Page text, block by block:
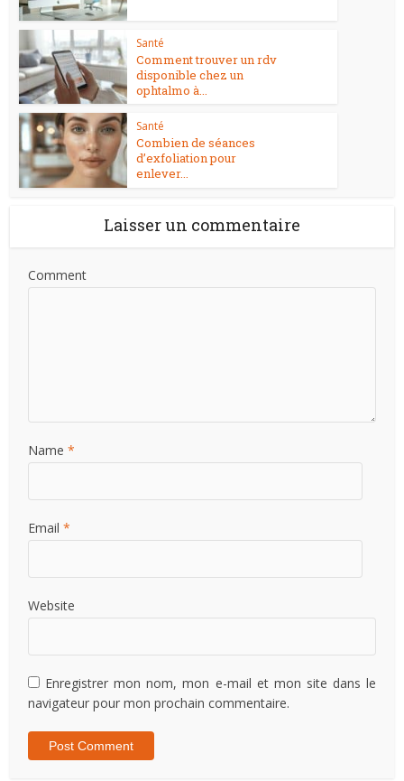
Santé
Comment trouver un rdv
disponible chez un
ophtalmo à...
Santé
Combien de séances
d’exfoliation pour
enlever...
Laisser un commentaire
Comment
Name *
Email *
Website
Enregistrer mon nom, mon e-mail et mon site dans le
navigateur pour mon prochain commentaire.